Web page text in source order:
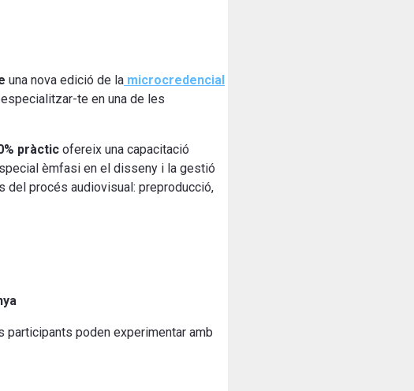
una nova edició de la microcredencial
te en una de les
pràctic ofereix una capacitació
èmfasi en el disseny i la gestió
del procés audiovisual: preproducció,
participants poden experimentar amb